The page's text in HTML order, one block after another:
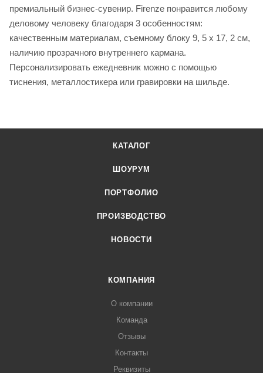
премиальный бизнес-сувенир. Firenze понравится любому
деловому человеку благодаря 3 особенностям:
качественным материалам, съемному блоку 9, 5 х 17, 2 см,
наличию прозрачного внутреннего кармана.
Персонализировать ежедневник можно с помощью
тиснения, металлостикера или гравировки на шильде.
КАТАЛОГ
ШОУРУМ
ПОРТФОЛИО
ПРОИЗВОДСТВО
НОВОСТИ
КОМПАНИЯ
О компании
Команда
Отзывы
Контакты
Реквизиты